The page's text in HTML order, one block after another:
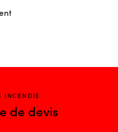
INCENDIE
de devis